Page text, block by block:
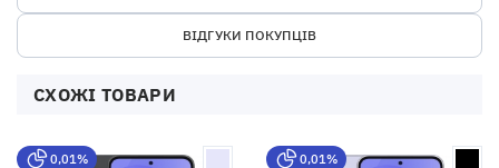
ВІДГУКИ ПОКУПЦІВ
СХОЖІ ТОВАРИ
0,01% 0,01%